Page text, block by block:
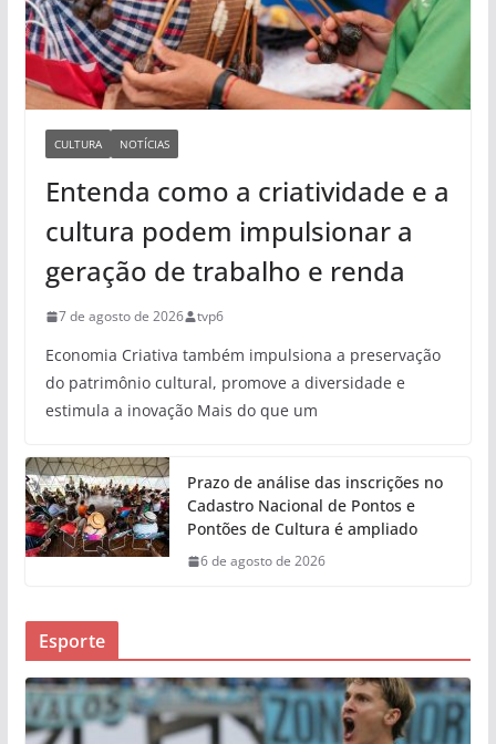
CULTURA NOTÍCIAS
Entenda como a criatividade e a
cultura podem impulsionar a
geração de trabalho e renda
7 de agosto de 2026 tvp6
Economia Criativa também impulsiona a preservação
do patrimônio cultural, promove a diversidade e
estimula a inovação Mais do que um
Prazo de análise das inscrições no
Cadastro Nacional de Pontos e
Pontões de Cultura é ampliado
6 de agosto de 2026
Esporte